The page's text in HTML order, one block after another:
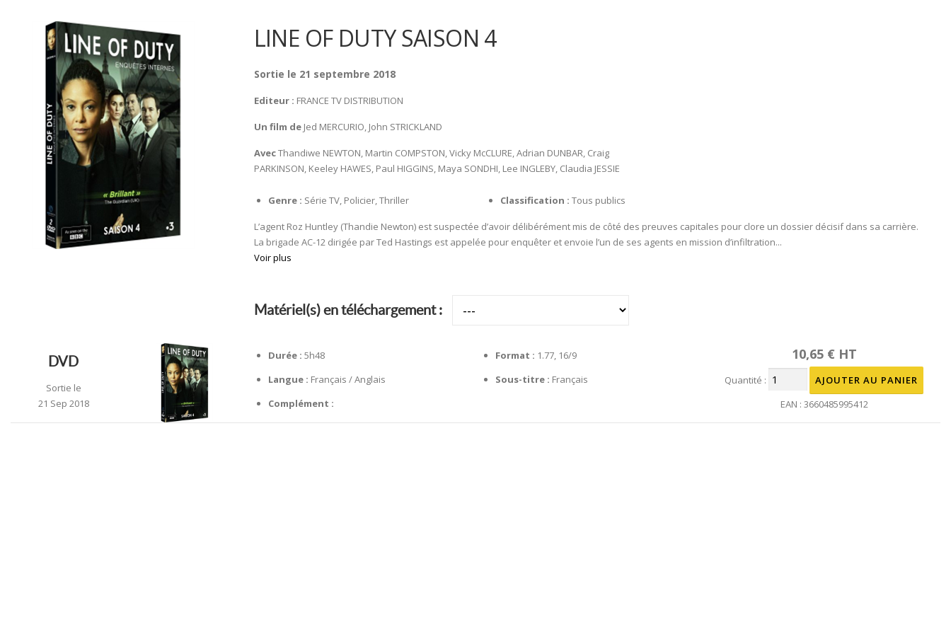
LINE OF DUTY SAISON 4
Sortie le 21 septembre 2018
Editeur : FRANCE TV DISTRIBUTION
Un film deJed MERCURIO, John STRICKLAND
AvecThandiwe NEWTON, Martin COMPSTON, Vicky McCLURE, Adrian DUNBAR, Craig
PARKINSON, Keeley HAWES, Paul HIGGINS, Maya SONDHI, Lee INGLEBY, Claudia JESSIE
Genre : Série TV, Policier, Thriller Classification : Tous publics
L’agent Roz Huntley (Thandie Newton) est suspectée d’avoir délibérément mis de côté des preuves capitales pour clore un dossier décisif dans sa carrière.
La brigade AC-12 dirigée par Ted Hastings est appelée pour enquêter et envoie l’un de ses agents en mission d’infiltration...
Voir plus
Matériel(s) en téléchargement :
DVD
Sortie le
21 Sep 2018
Durée : 5h48 Format : 1.77, 16/9
Langue : Français / Anglais Sous-titre : Français
Complément :
10,65 € HT
Quantité :
EAN : 3660485995412